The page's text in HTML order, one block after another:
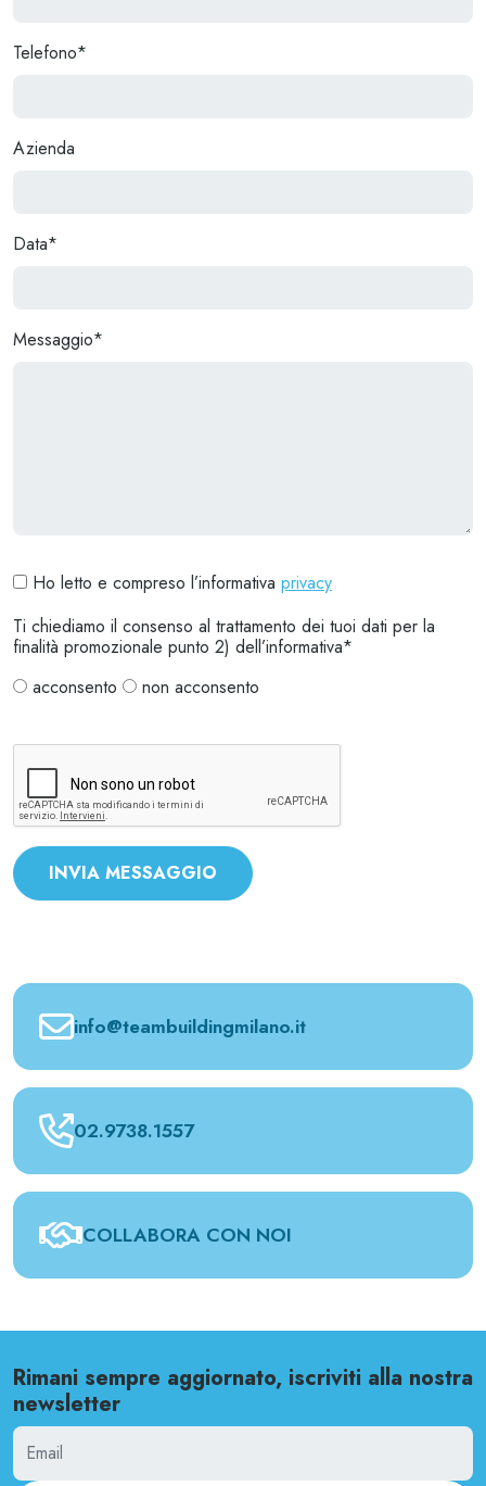
Telefono*
Azienda
Data*
Messaggio*
Ho letto e compreso l’informativa privacy
Ti chiediamo il consenso al trattamento dei tuoi dati per la
finalità promozionale punto 2) dell’informativa*
acconsento
non acconsento
INVIA MESSAGGIO
info@teambuildingmilano.it
02.9738.1557
COLLABORA CON NOI
Rimani sempre aggiornato, iscriviti alla nostra
newsletter